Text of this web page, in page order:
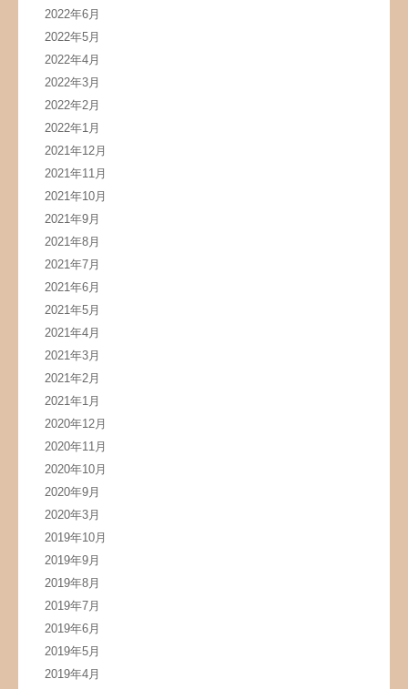
2022年6月
2022年5月
2022年4月
2022年3月
2022年2月
2022年1月
2021年12月
2021年11月
2021年10月
2021年9月
2021年8月
2021年7月
2021年6月
2021年5月
2021年4月
2021年3月
2021年2月
2021年1月
2020年12月
2020年11月
2020年10月
2020年9月
2020年3月
2019年10月
2019年9月
2019年8月
2019年7月
2019年6月
2019年5月
2019年4月